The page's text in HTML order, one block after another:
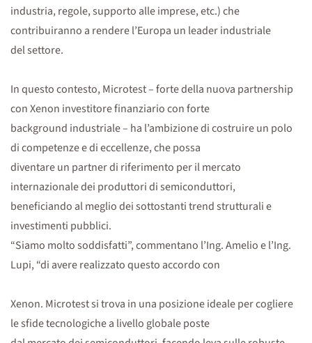
industria, regole, supporto alle imprese, etc.) che
contribuiranno a rendere l’Europa un leader industriale
del settore.
In questo contesto, Microtest – forte della nuova partnership
con Xenon investitore finanziario con forte
background industriale – ha l’ambizione di costruire un polo
di competenze e di eccellenze, che possa
diventare un partner di riferimento per il mercato
internazionale dei produttori di semiconduttori,
beneficiando al meglio dei sottostanti trend strutturali e
investimenti pubblici.
“Siamo molto soddisfatti”, commentano l’Ing. Amelio e l’Ing.
Lupi, “di avere realizzato questo accordo con
Xenon. Microtest si trova in una posizione ideale per cogliere
le sfide tecnologiche a livello globale poste